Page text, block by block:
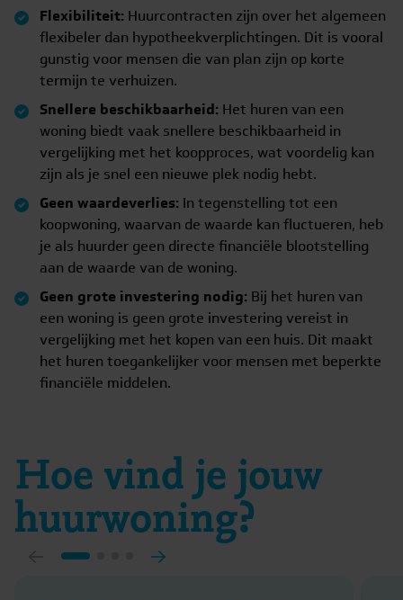
Flexibiliteit: Huurcontracten zijn over het algemeen
flexibeler dan hypotheekverplichtingen. Dit is vooral
gunstig voor mensen die van plan zijn op korte
termijn te verhuizen.
Snellere beschikbaarheid: Het huren van een
woning biedt vaak snellere beschikbaarheid in
vergelijking met het koopproces, wat voordelig kan
zijn als je snel een nieuwe plek nodig hebt.
Geen waardeverlies: In tegenstelling tot een
koopwoning, waarvan de waarde kan fluctueren, heb
je als huurder geen directe financiële blootstelling
aan de waarde van de woning.
Geen grote investering nodig: Bij het huren van
een woning is geen grote investering vereist in
vergelijking met het kopen van een huis. Dit maakt
het huren toegankelijker voor mensen met beperkte
financiële middelen.
Hoe vind je jouw
huurwoning?